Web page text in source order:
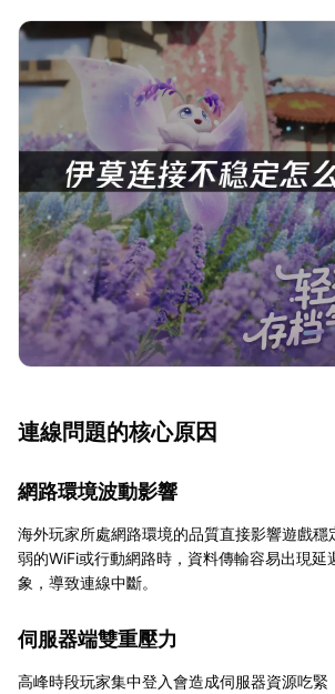
連線問題的核心原因
網路環境波動影響
海外玩家所處網路環境的品質直接影響遊戲穩
弱的WiFi或行動網路時，資料傳輸容易出現延
象，導致連線中斷。
伺服器端雙重壓力
高峰時段玩家集中登入會造成伺服器資源吃緊